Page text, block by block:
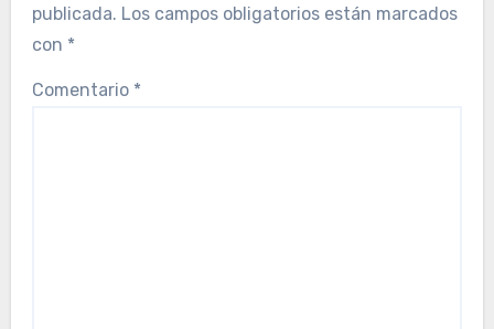
publicada. Los campos obligatorios están marcados
con *
Comentario *